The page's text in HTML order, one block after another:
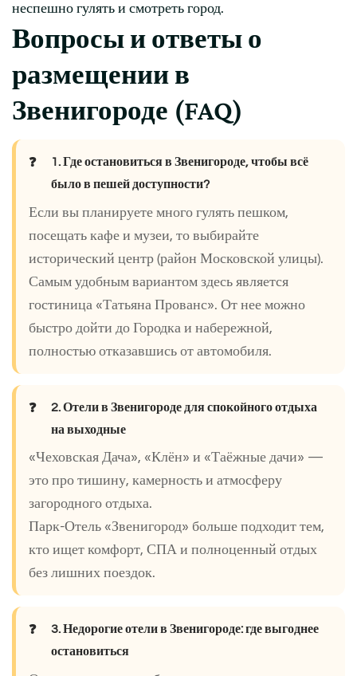
неспешно гулять и смотреть город.
Вопросы и ответы о
размещении в
Звенигороде (FAQ)
1. Где остановиться в Звенигороде, чтобы всё
было в пешей доступности?
Если вы планируете много гулять пешком,
посещать кафе и музеи, то выбирайте
исторический центр (район Московской улицы).
Самым удобным вариантом здесь является
гостиница «Татьяна Прованс». От нее можно
быстро дойти до Городка и набережной,
полностью отказавшись от автомобиля.
2. Отели в Звенигороде для спокойного отдыха
на выходные
«Чеховская Дача», «Клён» и «Таёжные дачи» —
это про тишину, камерность и атмосферу
загородного отдыха.
Парк-Отель «Звенигород» больше подходит тем,
кто ищет комфорт, СПА и полноценный отдых
без лишних поездок.
3. Недорогие отели в Звенигороде: где выгоднее
остановиться